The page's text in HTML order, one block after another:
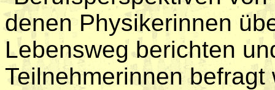
denen Physikerinnen
Lebensweg berichten
Teilnehmerinnen